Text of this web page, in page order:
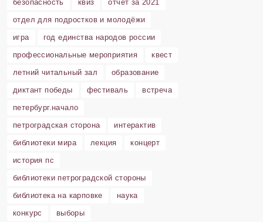
безопасность
квиз
отчет за 2021
отдел для подростков и молодёжи
игра
год единства народов россии
профессиональные мероприятия
квест
летний читальный зал
образование
диктант победы
фестиваль
встреча
петербург.начало
петроградская сторона
интерактив
библиотеки мира
лекция
концерт
история пс
библиотеки петроградской стороны
библиотека на карповке
наука
конкурс
выборы